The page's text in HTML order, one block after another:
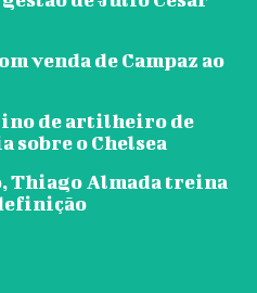
venda de Campaz ao
de artilheiro de
o Chelsea
Thiago Almada treina